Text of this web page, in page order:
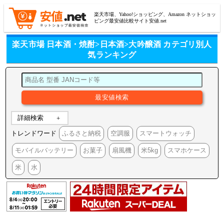
楽天市場、Yahoo!ショッピング、Amazon ネットショッ
ピング最安値比較サイト安値.net
楽天市場 日本酒・焼酎>日本酒>大吟醸酒 カテゴリ別人
気ランキング
詳細検索
トレンドワード ふるさと納税 空調服 スマートウォッチ
モバイルバッテリー お菓子 扇風機 米5kg スマホケース
米 水